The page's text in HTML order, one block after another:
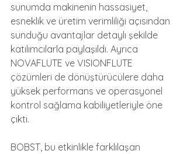
sunumda makinenin hassasiyet,
esneklik ve üretim verimliliği açısından
sunduğu avantajlar detaylı şekilde
katılımcılarla paylaşıldı. Ayrıca
NOVAFLUTE ve VISIONFLUTE
çözümleri de dönüştürücülere daha
yüksek performans ve operasyonel
kontrol sağlama kabiliyetleriyle öne
çıktı.
BOBST, bu etkinlikle farklılaşan